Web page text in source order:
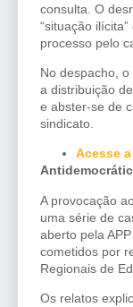
consulta. O
“situação
processo pelo
No despacho,
a distribuição
e abster-se de
sindicato.
Acesse
A provocação
uma série de
aberto pela
cometidos por
Regionais de
Os relatos